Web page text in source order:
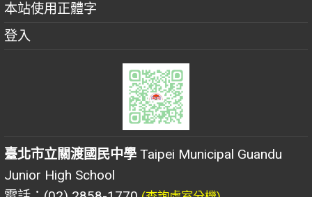
本站使用正體字
登入
臺北市立關渡國民中學 Taipei Municipal Guandu
Junior High School